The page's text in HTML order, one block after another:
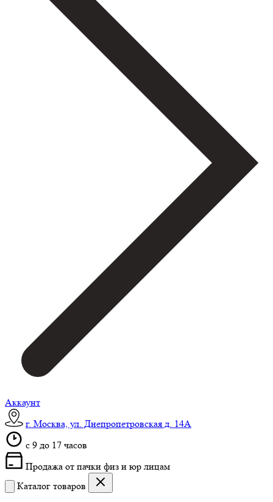
Аккаунт
г. Москва, ул. Днепропетровская д. 14А
c 9 до 17 часов
Продажа от пачки физ и юр лицам
Каталог товаров